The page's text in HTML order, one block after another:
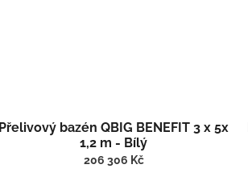
Přelivový bazén QBIG BENEFIT 3 x 5x
1,2 m - Bílý
206 306 Kč